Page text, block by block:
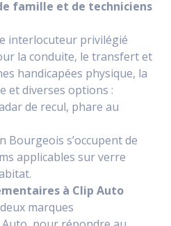
famille et de techniciens
interlocuteur privilégié
la conduite, le transfert et
handicapées physique, la
et diverses options :
de recul, phare au
Bourgeois s’occupent de
applicables sur verre
à Clip Auto
marques